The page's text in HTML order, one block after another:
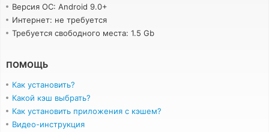
Версия ОС: Android 9.0+
Интернет: не требуется
Требуется свободного места: 1.5 Gb
ПОМОЩЬ
Как установить?
Какой кэш выбрать?
Как установить приложения с кэшем?
Видео-инструкция